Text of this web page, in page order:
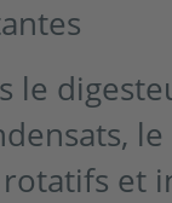
le
et